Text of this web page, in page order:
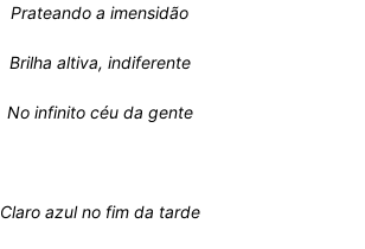
Prateando a imensidão
Brilha altiva, indiferente
No infinito céu da gente
Claro azul no fim da tarde